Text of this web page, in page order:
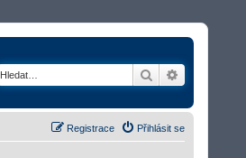
Hledat
Přihlásit se
Registrace